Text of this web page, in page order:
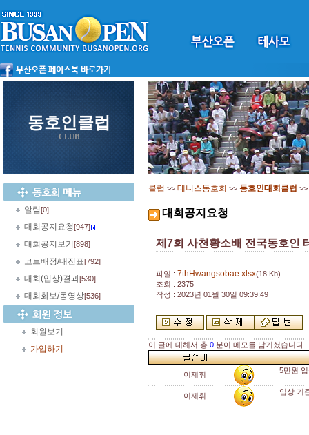
동호인클럽
CLUB
알림[0]
대회공지요청[947]
대회공지보기 [898]
코트배정/대진표[792]
대회(입상)결과[530]
대회화보/동영상[536]
회원보기
가입하기
클럽 >> 테니스동호회 >> 동호인대회클럽 >>
대회공지요청
제7회 사천황소배 전국동호인
파일 : 7thHwangsobae.xlsx(18 Kb)
조회 : 2375
작성 : 2023년 01월 30일 09:39:49
이 글에 대해서 총 0 분이 메모를 남기셨습니다.
이제휘 5만원
이제휘 입상 기